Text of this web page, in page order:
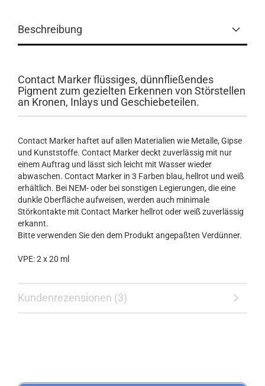
Beschreibung
Contact Marker flüssiges, dünnfließendes
Pigment zum gezielten Erkennen von Störstellen
an Kronen, Inlays und Geschiebeteilen.
Contact Marker haftet auf allen Materialien wie Metalle, Gipse
und Kunststoffe. Contact Marker deckt zuverlässig mit nur
einem Auftrag und lässt sich leicht mit Wasser wieder
abwaschen. Contact Marker in 3 Farben blau, hellrot und weiß
erhältlich. Bei NEM- oder bei sonstigen Legierungen, die eine
dunkle Oberfläche aufweisen, werden auch minimale
Störkontakte mit Contact Marker hellrot oder weiß zuverlässig
erkannt.
Bitte verwenden Sie den dem Produkt angepaßten Verdünner.
VPE: 2 x 20 ml
Kundenrezensionen (3)